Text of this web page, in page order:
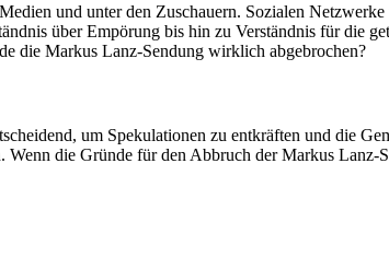
und unter den Zuschauern. Sozialen
über Empörung bis hin zu Verständnis für die
die Markus Lanz-Sendung wirklich abgebrochen?
um Spekulationen zu entkräften und die
die Gründe für den Abbruch der Markus